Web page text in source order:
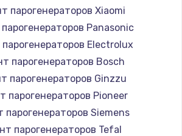
Замена тачпада
945 руб.
Заказать
материнской платы
1890 руб.
Заказать
парогенераторов Xiaomi
Panasonic
Electrolux
парогенераторов Bosch
парогенераторов Ginzzu
парогенераторов Pioneer
парогенераторов Siemens
парогенераторов Tefal